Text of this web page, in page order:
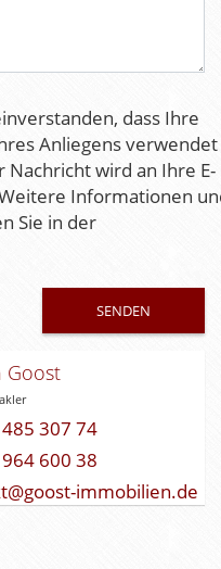
dass Ihre
Anliegens verwendet
wird an Ihre E-
Informationen
Sie in der
Goost
307 74
600 38
immobilien.de